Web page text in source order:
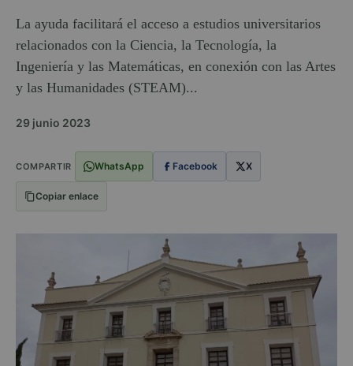
La ayuda facilitará el acceso a estudios universitarios
relacionados con la Ciencia, la Tecnología, la
Ingeniería y las Matemáticas, en conexión con las Artes
y las Humanidades (STEAM)...
29 junio 2023
COMPARTIR WhatsApp Facebook X
Copiar enlace